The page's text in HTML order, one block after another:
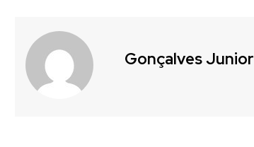
Gonçalves Junior